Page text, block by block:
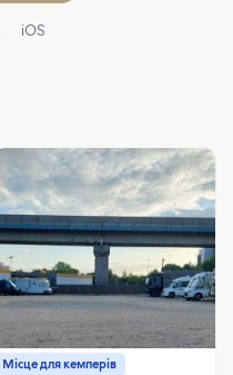
iOS
Місце для кемперів